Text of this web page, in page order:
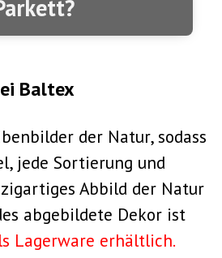
Baltex
der Natur, sodass
jede Sortierung und
Abbild der Natur
abgebildete Dekor ist
Lagerware erhältlich.